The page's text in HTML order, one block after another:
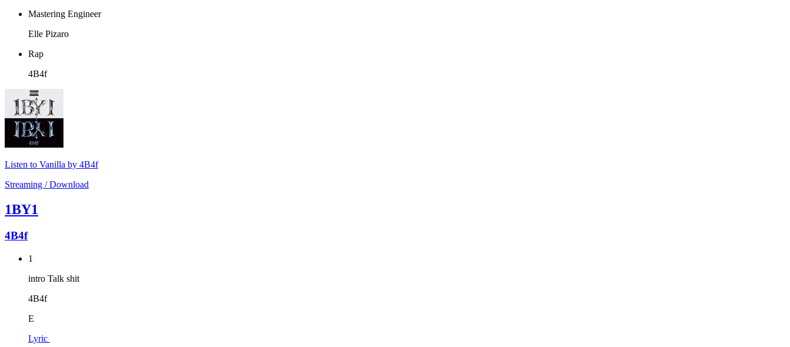
Mastering Engineer
Elle Pizaro
Rap
4B4f
Listen to Vanilla by 4B4f
Streaming / Download
1BY1
4B4f
1
intro Talk shit
4B4f
E
Lyric